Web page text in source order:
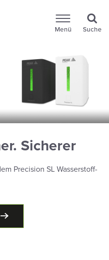
Menü Suche
Sicherer
Precision SL Wasserstoff-